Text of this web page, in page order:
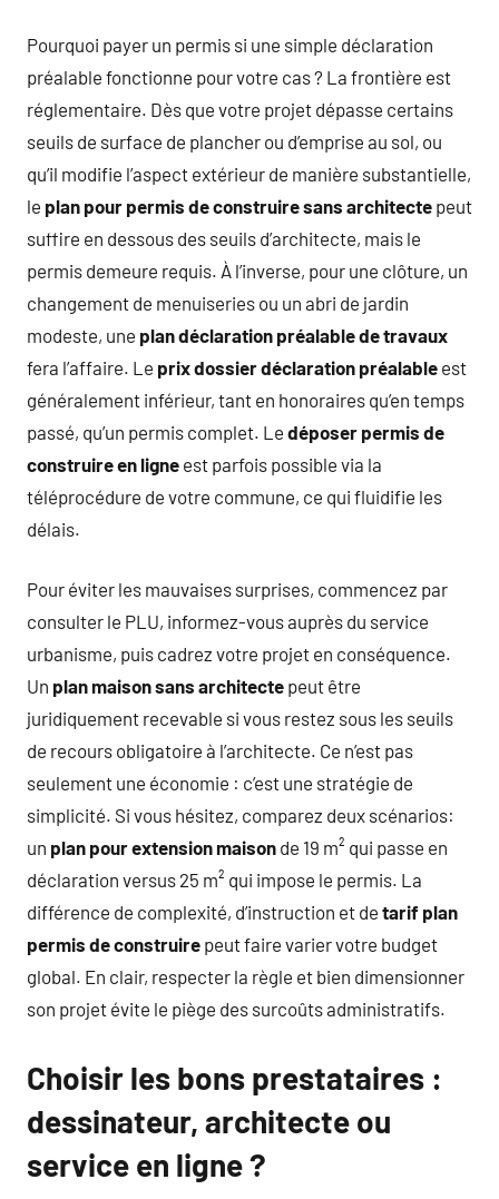
Pourquoi payer un permis si une simple déclaration
préalable fonctionne pour votre cas ? La frontière est
réglementaire. Dès que votre projet dépasse certains
seuils de surface de plancher ou d’emprise au sol, ou
qu’il modifie l’aspect extérieur de manière substantielle,
le plan pour permis de construire sans architecte peut
suffire en dessous des seuils d’architecte, mais le
permis demeure requis. À l’inverse, pour une clôture, un
changement de menuiseries ou un abri de jardin
modeste, une plan déclaration préalable de travaux
fera l’affaire. Le prix dossier déclaration préalable est
généralement inférieur, tant en honoraires qu’en temps
passé, qu’un permis complet. Le déposer permis de
construire en ligne est parfois possible via la
téléprocédure de votre commune, ce qui fluidifie les
délais.
Pour éviter les mauvaises surprises, commencez par
consulter le PLU, informez-vous auprès du service
urbanisme, puis cadrez votre projet en conséquence.
Un plan maison sans architecte peut être
juridiquement recevable si vous restez sous les seuils
de recours obligatoire à l’architecte. Ce n’est pas
seulement une économie : c’est une stratégie de
simplicité. Si vous hésitez, comparez deux scénarios:
un plan pour extension maison de 19 m² qui passe en
déclaration versus 25 m² qui impose le permis. La
différence de complexité, d’instruction et de tarif plan
permis de construire peut faire varier votre budget
global. En clair, respecter la règle et bien dimensionner
son projet évite le piège des surcoûts administratifs.
Choisir les bons prestataires :
dessinateur, architecte ou
service en ligne ?